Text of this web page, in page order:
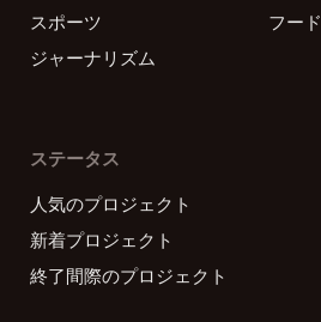
スポーツ
フード
ジャーナリズム
ステータス
人気のプロジェクト
新着プロジェクト
終了間際のプロジェクト